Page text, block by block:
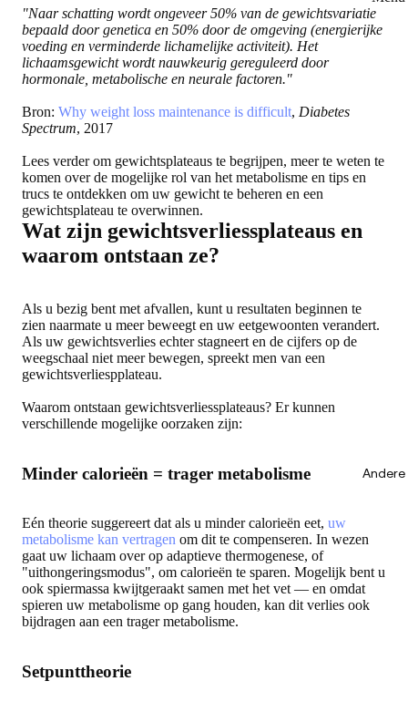
"Naar schatting wordt ongeveer 50% van de gewichtsvariatie
bepaald door genetica en 50% door de omgeving (energierijke
voeding en verminderde lichamelijke activiteit). Het
lichaamsgewicht wordt nauwkeurig gereguleerd door
hormonale, metabolische en neurale factoren."
Bron: Why weight loss maintenance is difficult, Diabetes
Spectrum, 2017
Lees verder om gewichtsplateaus te begrijpen, meer te weten te
komen overde mogelijke rol van het metabolisme en tips en
trucs te ontdekken om uw gewicht te beheren en een
gewichtsplateau te overwinnen.
Wat zijn gewichtsverliessplateaus en
waarom ontstaan ze?
Als u bezig bent met afvallen, kunt u resultaten beginnen te
zien naarmate u meer beweegt en uw eetgewoonten verandert.
Als uw gewichtsverlies echter stagneert en de cijfers op de
weegschaal niet meer bewegen, spreekt men van een
gewichtsverliespplateau.
Waarom ontstaan gewichtsverliessplateaus? Er kunnen
verschillende mogelijke oorzaken zijn:
Minder calorieën = trager metabolisme
Eén theorie suggereert dat als u minder calorieën eet, uw
metabolisme kan vertragen om dit te compenseren. In wezen
gaat uw lichaam over op adaptieve thermogenese, of
"uithongeringsmodus", om calorieën te sparen. Mogelijk bent u
ook spiermassa kwijtgeraakt samen met het vet — en omdat
spieren uw metabolisme op gang houden, kan dit verlies ook
bijdragen aan een trager metabolisme.
Setpunttheorie